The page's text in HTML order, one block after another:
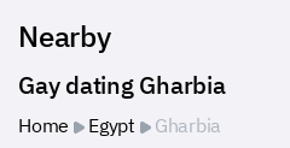
Nearby
Gay dating Gharbia
Home Egypt Gharbia